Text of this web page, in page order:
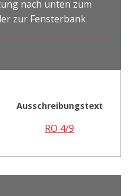
nach unten zum
zur Fensterbank
Ausschreibungstext
RO 4/9